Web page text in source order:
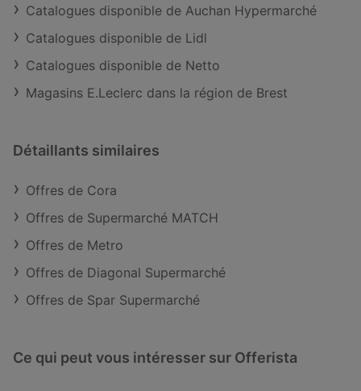
Catalogues disponible de Auchan Hypermarché
Catalogues disponible de Lidl
Catalogues disponible de Netto
Magasins E.Leclerc dans la région de Brest
Détaillants similaires
Offres de Cora
Offres de Supermarché MATCH
Offres de Metro
Offres de Diagonal Supermarché
Offres de Spar Supermarché
Ce qui peut vous intéresser sur Offerista